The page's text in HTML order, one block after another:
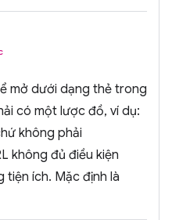
mở dưới dạng thẻ trong
có một lược đồ, ví dụ:
không phải
không đủ điều kiện
ích. Mặc định là